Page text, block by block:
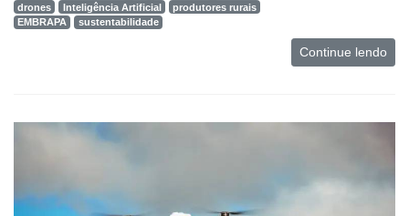
drones
Inteligência Artificial
produtores rurais
EMBRAPA
sustentabilidade
Continue lendo